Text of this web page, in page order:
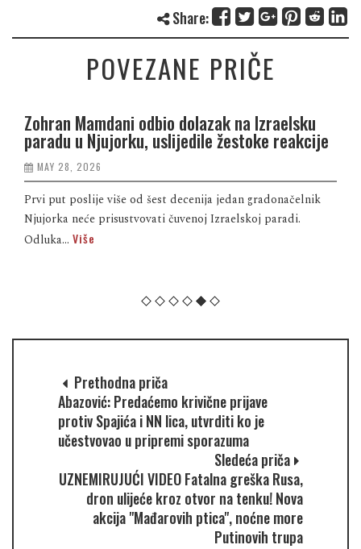
Share:
POVEZANE PRIČE
Zohran Mamdani odbio dolazak na Izraelsku
paradu u Njujorku, uslijedile žestoke reakcije
MAY 28, 2026
Prvi put poslije više od šest decenija jedan gradonačelnik
Njujorka neće prisustvovati čuvenoj Izraelskoj paradi.
Odluka... Više
Prethodna priča
Abazović: Predaćemo krivične prijave
protiv Spajića i NN lica, utvrditi ko je
učestvovao u pripremi sporazuma
Sledeća priča
UZNEMIRUJUĆI VIDEO Fatalna greška Rusa,
dron ulijeće kroz otvor na tenku! Nova
akcija "Mađarovih ptica", noćne more
Putinovih trupa